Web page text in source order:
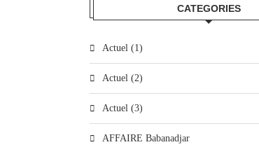
CATEGORIES
Actuel (1)
Actuel (2)
Actuel (3)
AFFAIRE Babanadjar